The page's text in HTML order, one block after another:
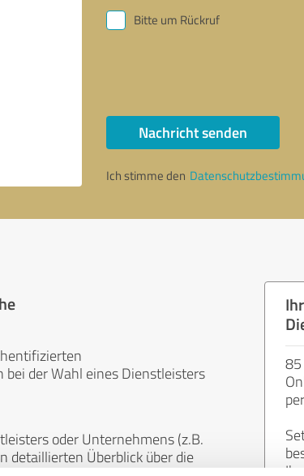
Bitte um Rückruf
Nachricht senden
Ich stimme den
der Wahl eines Dienstleisters
oder Unternehmens (z.B.
detaillierten Überblick über die
85